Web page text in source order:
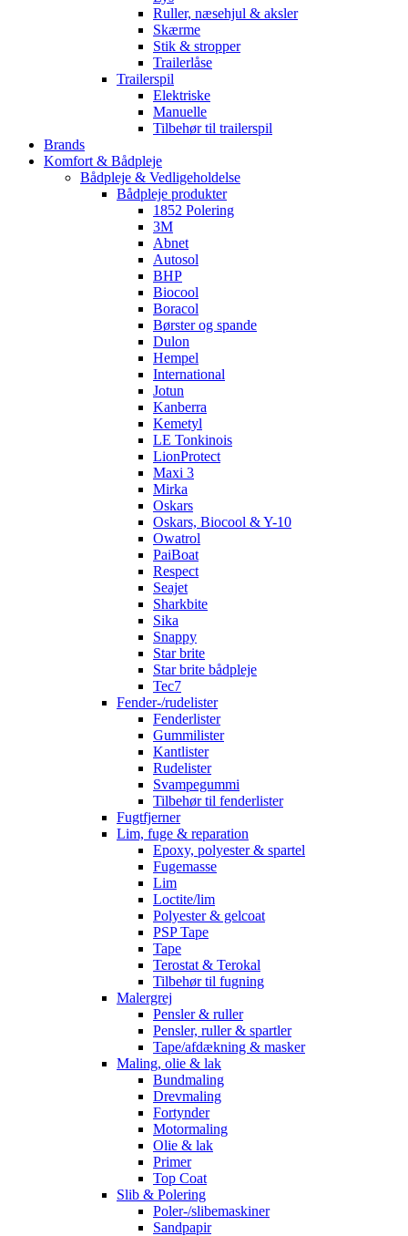
Ruller, næsehjul & aksler
Skærme
Stik & stropper
Trailerlåse
Trailerspil
Elektriske
Manuelle
Tilbehør til trailerspil
Brands
Komfort & Bådpleje
Bådpleje & Vedligeholdelse
Bådpleje produkter
1852 Polering
3M
Abnet
Autosol
BHP
Biocool
Boracol
Børster og spande
Dulon
Hempel
International
Jotun
Kanberra
Kemetyl
LE Tonkinois
LionProtect
Maxi 3
Mirka
Oskars
Oskars, Biocool & Y-10
Owatrol
PaiBoat
Respect
Seajet
Sharkbite
Sika
Snappy
Star brite
Star brite bådpleje
Tec7
Fender-/rudelister
Fenderlister
Gummilister
Kantlister
Rudelister
Svampegummi
Tilbehør til fenderlister
Fugtfjerner
Lim, fuge & reparation
Epoxy, polyester & spartel
Fugemasse
Lim
Loctite/lim
Polyester & gelcoat
PSP Tape
Tape
Terostat & Terokal
Tilbehør til fugning
Malergrej
Pensler & ruller
Pensler, ruller & spartler
Tape/afdækning & masker
Maling, olie & lak
Bundmaling
Drevmaling
Fortynder
Motormaling
Olie & lak
Primer
Top Coat
Slib & Polering
Poler-/slibemaskiner
Sandpapir